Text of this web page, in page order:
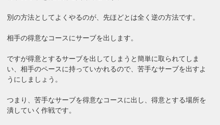
別の方法としてよくやるのが、先ほどとは全く逆の方法です。
相手の得意なコースにサーブを出します。
ですが得意とするサーブを出してしまうと簡単に取られてしま
い、相手のペースに持っていかれるので、苦手なサーブを出すよ
うにしましょう。
つまり、苦手なサーブを得意なコースに出し、得意とする場所を
潰していく作戦です。